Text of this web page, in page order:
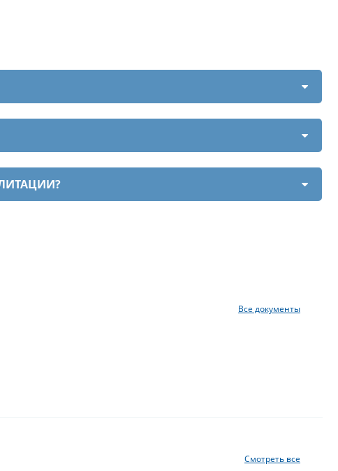
Все документы
Смотреть все